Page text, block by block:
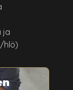
ja
hlö)